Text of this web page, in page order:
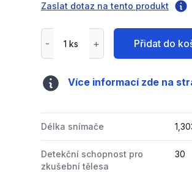
Zaslat dotaz na tento produkt
Přidat do
Více informací zde na
Délka snímače
Detekční schopnost pro
zkušební tělesa
30